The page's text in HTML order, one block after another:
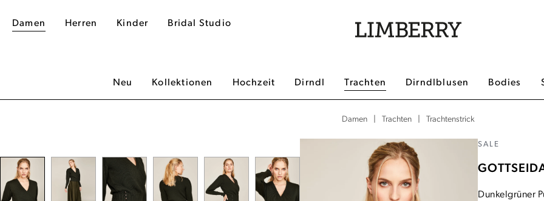
Damen Herren Kinder Bridal Studio
Neu Kollektionen Hochzeit Dirndl Trachten Dirndlblusen Bodies
Damen Trachten Trachtenstrick
SALE
Dunkelgrüner